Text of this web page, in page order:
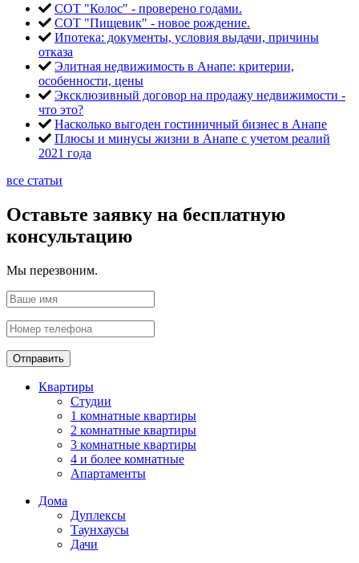
СОТ "Колос" - проверено годами.
СОТ "Пищевик" - новое рождение.
Ипотека: документы, условия выдачи, причины
отказа
Элитная недвижимость в Анапе: критерии,
особенности, цены
Эксклюзивный договор на продажу недвижимости -
что это?
Насколько выгоден гостиничный бизнес в Анапе
Плюсы и минусы жизни в Анапе с учетом реалий
2021 года
все статьи
Оставьте заявку на бесплатную
консультацию
Мы перезвоним.
Отправить
Квартиры
Студии
1 комнатные квартиры
2 комнатные квартиры
3 комнатные квартиры
4 и более комнатные
Апартаменты
Дома
Дуплексы
Таунхаусы
Дачи